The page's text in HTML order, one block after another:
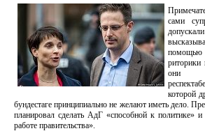
сами
риторики
они
которой
бундестаге принципиально не желают иметь дело.
планировал сделать АдГ «способной к политике» и
работе правительства».